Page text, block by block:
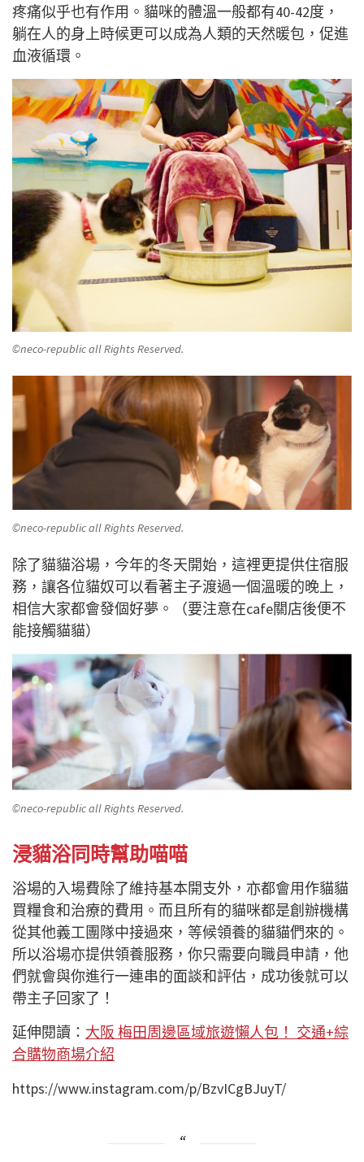
疼痛似乎也有作用。貓咪的體溫一般都有40-42度，
躺在人的身上時候更可以成為人類的天然暖包，促進
血液循環。
©neco-republic all Rights Reserved.
©neco-republic all Rights Reserved.
除了貓貓浴場，今年的冬天開始，這裡更提供住宿服
務，讓各位貓奴可以看著主子渡過一個溫暖的晚上，
相信大家都會發個好夢。（要注意在cafe關店後便不
能接觸貓貓）
©neco-republic all Rights Reserved.
浸貓浴同時幫助喵喵
浴場的入場費除了維持基本開支外，亦都會用作貓貓
買糧食和治療的費用。而且所有的貓咪都是創辦機構
從其他義工團隊中接過來，等候領養的貓貓們來的。
所以浴場亦提供領養服務，你只需要向職員申請，他
們就會與你進行一連串的面談和評估，成功後就可以
帶主子回家了！
延伸閱讀： 大阪 梅田周邊區域旅遊懶人包！ 交通+綜
合購物商場介紹
https://www.instagram.com/p/BzvICgBJuyT/